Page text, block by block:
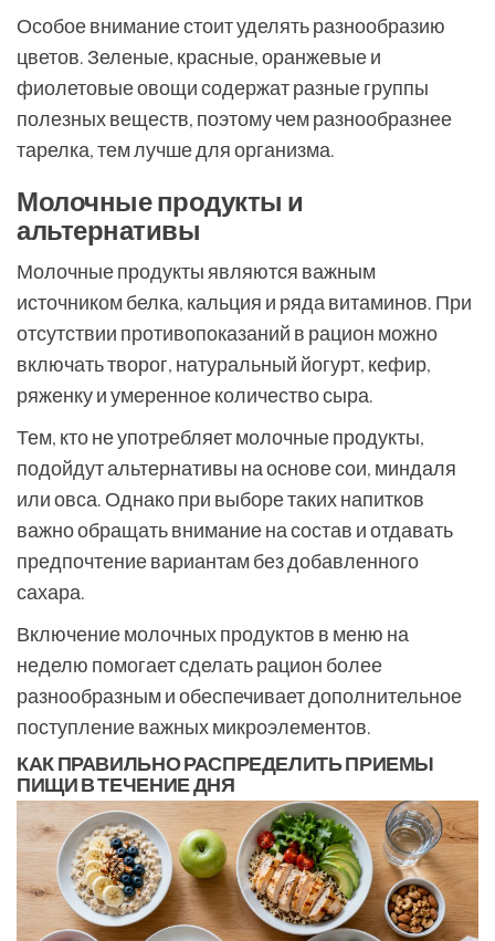
Особое внимание стоит уделять разнообразию
цветов. Зеленые, красные, оранжевые и
фиолетовые овощи содержат разные группы
полезных веществ, поэтому чем разнообразнее
тарелка, тем лучше для организма.
Молочные продукты и
альтернативы
Молочные продукты являются важным
источником белка, кальция и ряда витаминов. При
отсутствии противопоказаний в рацион можно
включать творог, натуральный йогурт, кефир,
ряженку и умеренное количество сыра.
Тем, кто не употребляет молочные продукты,
подойдут альтернативы на основе сои, миндаля
или овса. Однако при выборе таких напитков
важно обращать внимание на состав и отдавать
предпочтение вариантам без добавленного
сахара.
Включение молочных продуктов в меню на
неделю помогает сделать рацион более
разнообразным и обеспечивает дополнительное
поступление важных микроэлементов.
КАК ПРАВИЛЬНО РАСПРЕДЕЛИТЬ ПРИЕМЫ
ПИЩИ В ТЕЧЕНИЕ ДНЯ